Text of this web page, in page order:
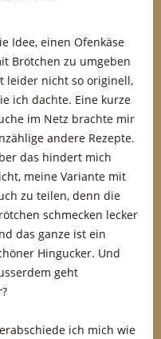
Idee, einen Ofenkäse
Brötchen zu umgeben
leider nicht so originell,
ich dachte. Eine kurze
im Netz brachte mir
andere Rezepte.
das hindert mich
meine Variante mit
zu teilen, denn die
schmecken lecker
das ganze ist ein
Hingucker. Und
geht
ich mich wie